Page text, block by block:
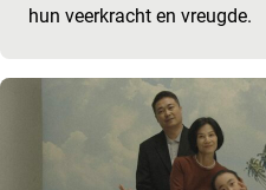
hun veerkracht en vreugde.